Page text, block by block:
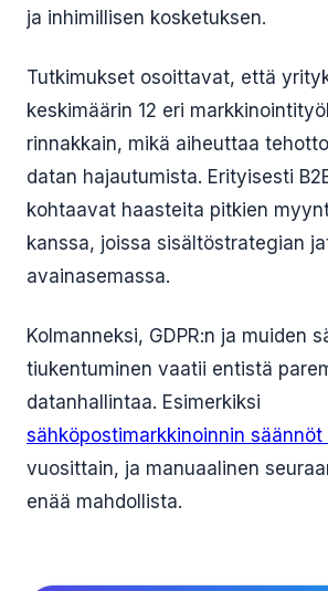
ja inhimillisen kosketuksen.
Tutkimukset osoittavat, että
keskimäärin 12 eri
rinnakkain, mikä aiheuttaa
datan hajautumista. Erityisesti
kohtaavat haasteita pitkien
kanssa, joissa sisältöstrategian
avainasemassa.
Kolmanneksi, GDPR:n ja muiden
tiukentuminen vaatii entistä
datanhallintaa. Esimerkiksi
sähköpostimarkkinoinnin
vuosittain, ja manuaalinen
enää mahdollista.